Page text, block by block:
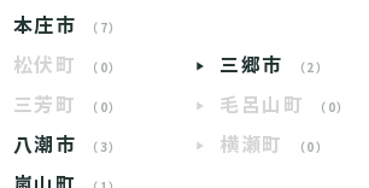
本庄市 （7）
松伏町 （0） 三郷市 （2）
三芳町 （0） 毛呂山町 （0）
八潮市 （3） 横瀬町 （0）